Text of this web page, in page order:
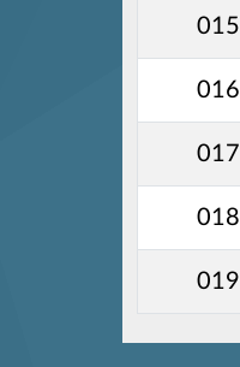
015
016
017
018
019